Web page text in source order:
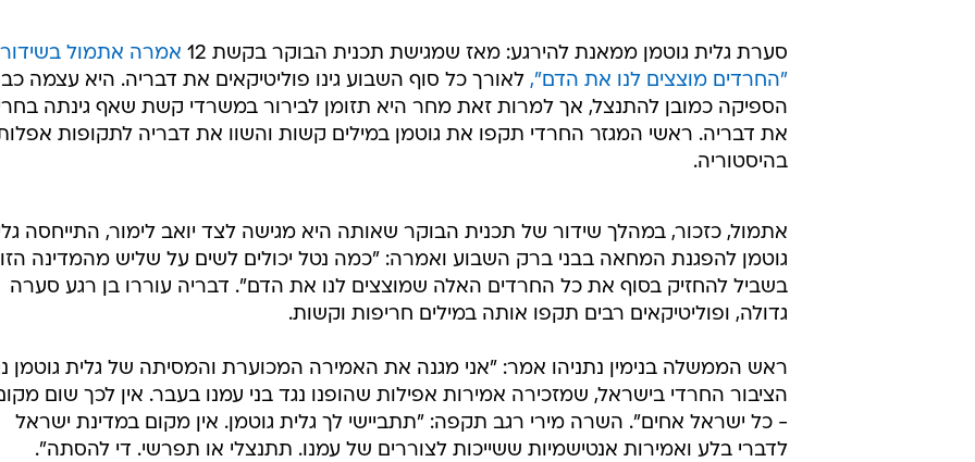
סערת גלית גוטמן ממאנת להירגע: מאז שמגישת תכנית הבוקר בקשת 12
אמרה אתמול בשידור
"החרדים מוצצים לנו את הדם", לאורך כל סוף השבוע גינו פוליטיקאים את דבריה. היא עצמה
הספיקה כמובן להתנצל, אך למרות זאת מחר היא תזומן לבירור במשרדי קשת שאף גינתה
את דבריה. ראשי המגזר החרדי תקפו את גוטמן במילים קשות והשוו את דבריה לתקופות
בהיסטוריה.
אתמול, כזכור, במהלך שידור של תכנית הבוקר שאותה היא מגישה לצד יואב לימור, התייחסה
גוטמן להפגנת המחאה בבני ברק השבוע ואמרה: "כמה נטל יכולים לשים על שליש מהמדינה הזו
בשביל להחזיק בסוף את כל החרדים האלה שמוצצים לנו את הדם". דבריה עוררו בן רגע סערה
גדולה, ופוליטיקאים רבים תקפו אותה במילים חריפות וקשות.
ראש הממשלה בנימין נתניהו אמר: "אני מגנה את האמירה המכוערת והמסיתה של גלית גוטמן
הציבור החרדי בישראל, שמזכירה אמירות אפילות שהופנו נגד בני עמנו בעבר. אין לכך שום
- כל ישראל אחים". השרה מירי רגב תקפה: "תתביישי לך גלית גוטמן. אין מקום במדינת ישראל
לדברי בלע ואמירות אנטישמיות ששייכות לצוררים של עמנו. תתנצלי או תפרשי. די להסתה".